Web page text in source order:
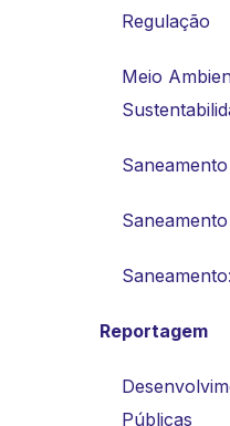
Regulação
Meio
Reportagem
Públicas